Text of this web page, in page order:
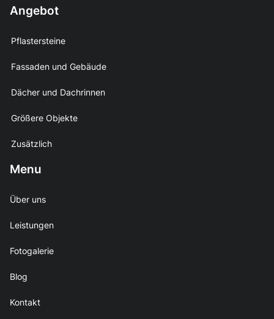
Angebot
Pflastersteine
Fassaden und Gebäude
Dächer und Dachrinnen
Größere Objekte
Zusätzlich
Menu
Über uns
Leistungen
Fotogalerie
Blog
Kontakt